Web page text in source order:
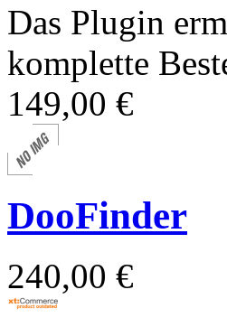
Das Plugin
komplette
149,00 €
DooFinder
240,00 €